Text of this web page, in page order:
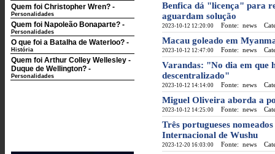
Quem foi Christopher Wren? -
Personalidades
Quem foi Napoleão Bonaparte? -
Personalidades
O que foi a Batalha de Waterloo? -
História
Quem foi Arthur Colley Wellesley -
Duque de Wellington? -
Personalidades
Benfica dá "licença" para
aguardam solução
2023-10-12 12:20:00 Fonte: news
Macau goleado em
2023-10-12 12:47:00 Fonte: news
Varandas: "No dia em que
descentralizado"
2023-10-12 14:14:00 Fonte: news
Miguel Oliveira aborda a
2023-10-12 14:25:00 Fonte: news
Três portugueses
Internacional de Wushu
2023-12-20 16:03:00 Fonte: news